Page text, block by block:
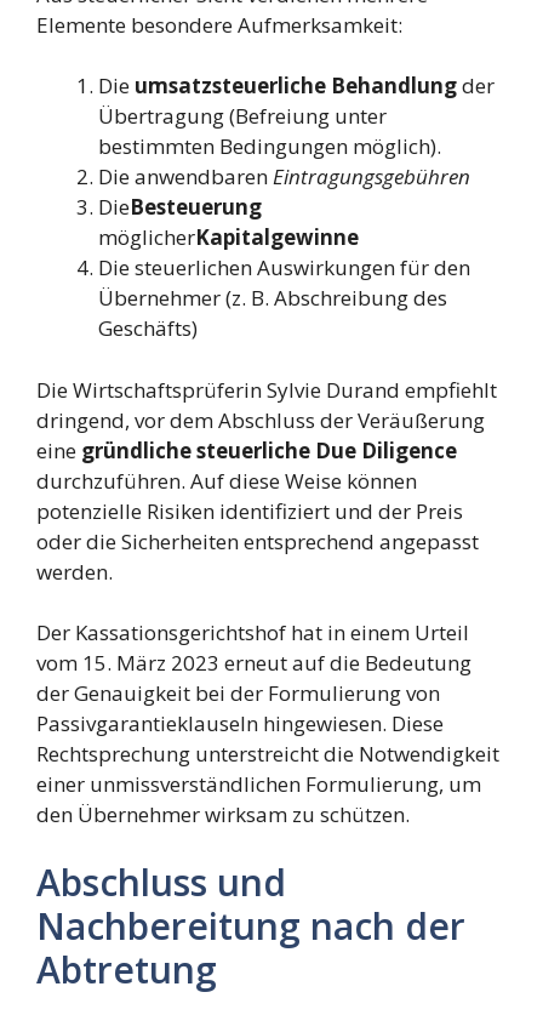
Elemente besondere Aufmerksamkeit:
Die umsatzsteuerliche Behandlungder
Übertragung (Befreiung unter
bestimmten Bedingungen möglich).
Die anwendbarenEintragungsgebühren
DieBesteuerung
möglicherKapitalgewinne
Die steuerlichen Auswirkungen für den
Übernehmer (z. B. Abschreibung des
Geschäfts)
Die Wirtschaftsprüferin Sylvie Durand empfiehlt
dringend, vor dem Abschluss der Veräußerung
eine gründliche steuerliche Due Diligence
durchzuführen. Auf diese Weise können
potenzielle Risiken identifiziert und der Preis
oder die Sicherheiten entsprechend angepasst
werden.
Der Kassationsgerichtshof hat in einem Urteil
vom 15. März 2023 erneut auf die Bedeutung
der Genauigkeit bei der Formulierung von
Passivgarantieklauseln hingewiesen. Diese
Rechtsprechung unterstreicht die Notwendigkeit
einer unmissverständlichen Formulierung, um
den Übernehmer wirksam zu schützen.
Abschluss und
Nachbereitung nach der
Abtretung